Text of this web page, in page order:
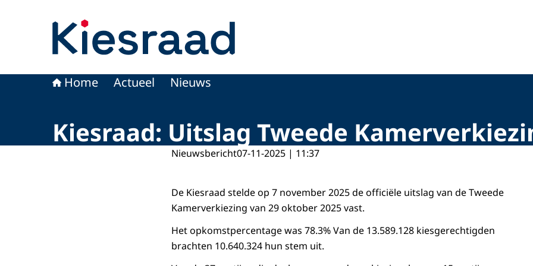
Home Actueel Nieuws
Kiesraad: Uitslag Tweede
Nieuwsbericht07-11-2025 | 11:37
De Kiesraad stelde op 7 november 2025 de officiële uitslag van de Tweede
Kamerverkiezing van 29 oktober 2025 vast.
Het opkomstpercentage was 78.3% Van de 13.589.128 kiesgerechtigden
brachten 10.640.324 hun stem uit.